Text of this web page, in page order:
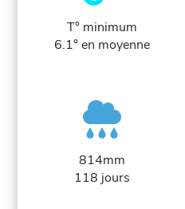
T° minimum
6.1° en moyenne
814mm
118 jours